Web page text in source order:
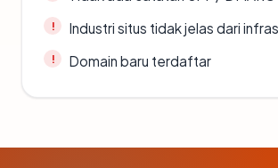
Industri situs tidak jelas dari
Domain baru terdaftar